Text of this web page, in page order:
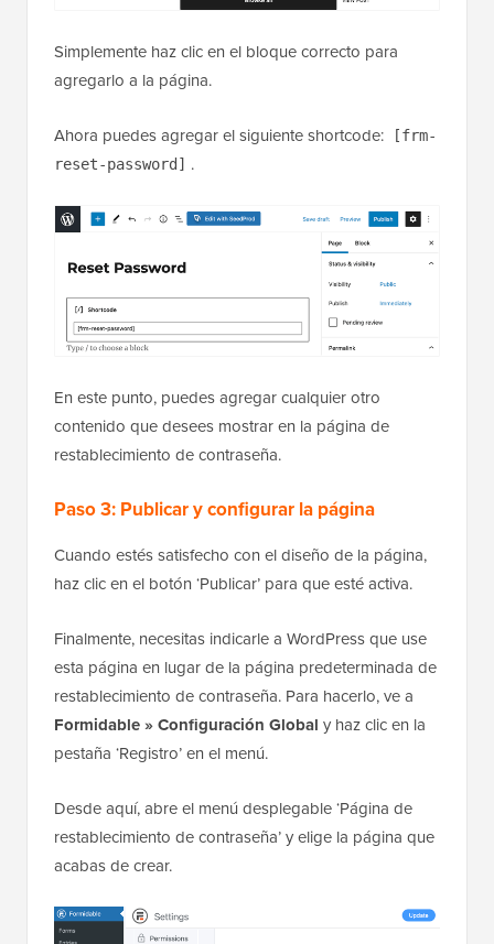
Simplemente haz clic en el bloque correcto para
agregarlo a la página.
Ahora puedes agregar el siguiente shortcode:
[frm-
reset-password] .
En este punto, puedes agregar cualquier otro
contenido que desees mostrar en la página de
restablecimiento de contraseña.
Paso 3: Publicar y configurar la página
Cuando estés satisfecho con el diseño de la página,
haz clic en el botón ‘Publicar’ para que esté activa.
Finalmente, necesitas indicarle a WordPress que use
esta página en lugar de la página predeterminada de
restablecimiento de contraseña. Para hacerlo, ve a
Formidable » Configuración Global y haz clic en la
pestaña ‘Registro’ en el menú.
Desde aquí, abre el menú desplegable ‘Página de
restablecimiento de contraseña’ y elige la página que
acabas de crear.